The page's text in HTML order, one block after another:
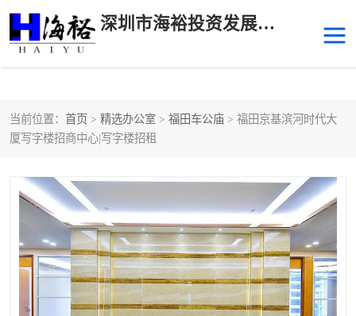
深圳市海裕投资发展有限公司
当前位置： 首页 > 精选办公室 > 福田车公庙 > 福田京基滨河时代大
厦写字楼招商中心|写字楼招租
后海
科技园中区
前海 深圳湾科技生态园
福田中心区写字楼租赁 宝安中心区
深圳宝安 福田车公庙